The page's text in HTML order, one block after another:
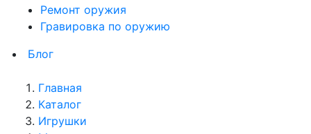
Ремонт оружия
Гравировка по оружию
Блог
Главная
Каталог
Игрушки